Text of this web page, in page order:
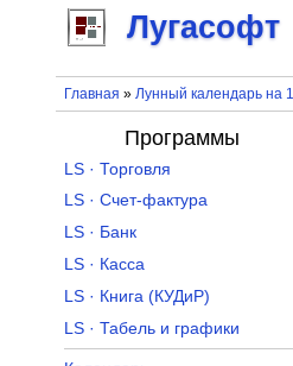
Лугасофт
Главная » Лунный календарь на
Программы
LS · Торговля
LS · Счет-фактура
LS · Банк
LS · Касса
LS · Книга (КУДиР)
LS · Табель и графики